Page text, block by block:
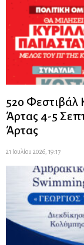
52ο Φεστιβάλ
Άρτας 4-5
Άρτας
21 Ιουλίου 2026, 19:17